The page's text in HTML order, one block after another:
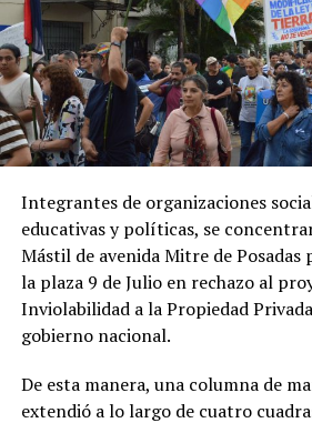
Integrantes de organizaciones
educativas y políticas, se
Mástil de avenida Mitre de Posadas
la plaza 9 de Julio en rechazo al
Inviolabilidad a la Propiedad
gobierno nacional.
De esta manera, una columna de
extendió a lo largo de cuatro